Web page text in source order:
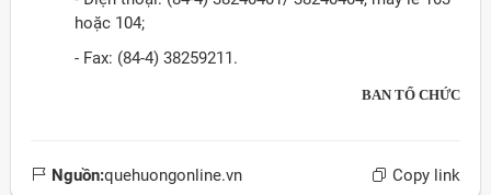
hoặc 104;
- Fax: (84-4) 38259211.
BAN TỔ CHỨC
Nguồn:quehuongonline.vn Copy link